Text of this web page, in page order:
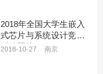
2018年全国大学生嵌入
式芯片与系统设计竞赛
活动照片
2018-10-27 南京